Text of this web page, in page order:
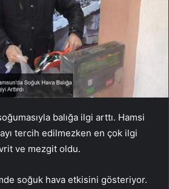
balığa ilgi arttı. Hamsi
tercih edilmezken en çok ilgi
ve mezgit oldu.
soğuk hava etkisini gösteriyor.